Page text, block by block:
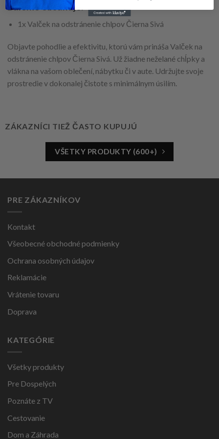
Balenie obsahuje:
1x Valček na odstránenie chlpov Čierna Sivá
Objavte pohodlie a efektivitu, ktorú vám prináša Valček na
odstránenie chlpov Čierna Sivá. Už žiadne neželané chĺpky a
vlákna na vašom oblečení, nábytku či v aute. Udržujte svoje
prostredie v dokonalej čistote s minimálnym úsilím.
ZÁKAZNÍCI TIEŽ ČASTO KUPUJÚ
VŠETKY PRODUKTY (600+)
PRE ZÁKAZNÍKOV
Kontakt
Všeobecné obchodné podmienky
Ochrana osobných údajov
Reklamácie
Vrátenie tovaru
Doprava
KATEGÓRIE
Všetky produkty
Pre Dospelých
Poznáte z TV
Cestovanie
Dom a Záhrada